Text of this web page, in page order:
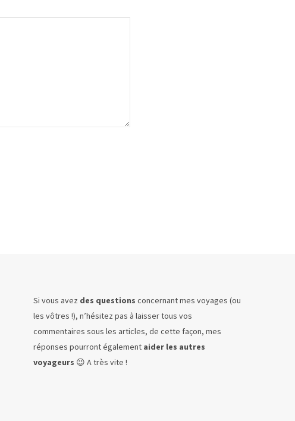
Si vous avez des questions concernant mes voyages (ou
les vôtres !), n’hésitez pas à laisser tous vos
commentaires sous les articles, de cette façon, mes
réponses pourront également aider les autres
voyageurs 😉 A très vite !